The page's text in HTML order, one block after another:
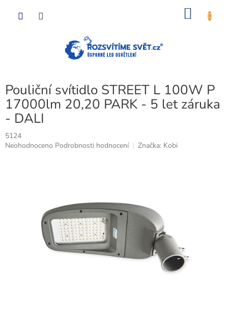
Pouliční svítidlo STREET L 100W P
17000lm 20,20 PARK - 5 let záruka
- DALI
5124
Průměrné
Neohodnoceno Podrobnosti hodnocení Značka: Kobi